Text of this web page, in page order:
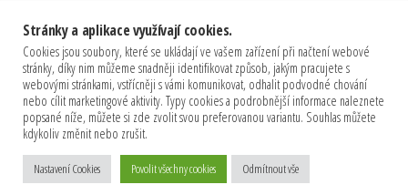
vyhrazena)
Stránky a aplikace využívají cookies.
Cookies jsou soubory, které se ukládají ve vašem zařízení při načtení webové
stránky, díky nim můžeme snadněji identifikovat způsob, jakým pracujete s
webovými stránkami, vstřícněji s vámi komunikovat, odhalit podvodné chování
nebo cílit marketingové aktivity. Typy cookies a podrobnější informace naleznete
popsané níže, můžete si zde zvolit svou preferovanou variantu. Souhlas můžete
kdykoliv změnit nebo zrušit.
Nastavení Cookies Povolit všechny cookies Odmítnout vše